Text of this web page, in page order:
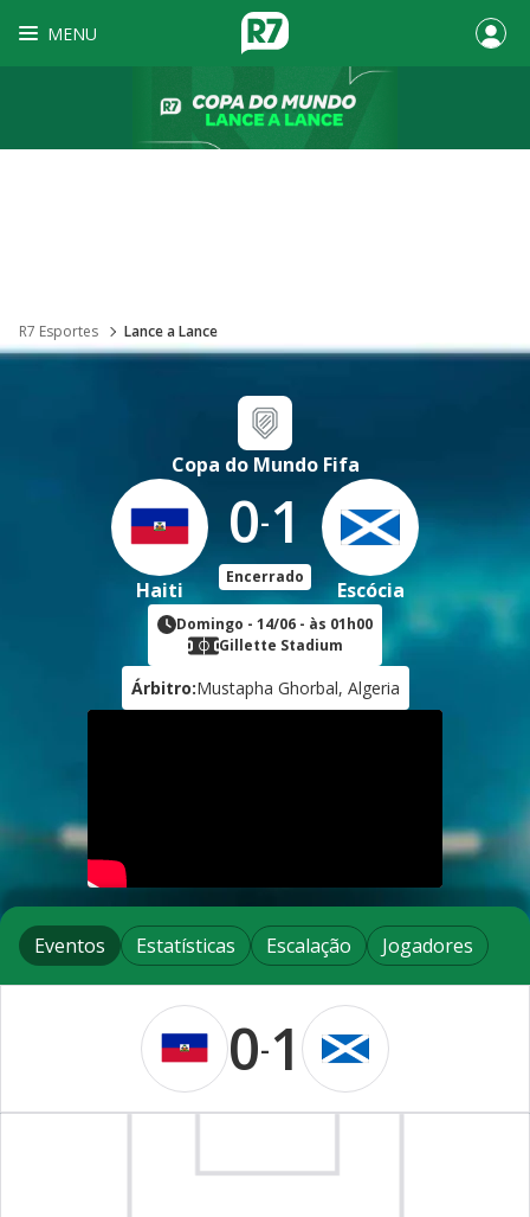
MENU
R7 Esportes Lance a Lance
Copa do Mundo Fifa
Haiti
0-1
Encerrado
Escócia
Domingo - 14/06 - às 01h00
Gillette Stadium
Árbitro:Mustapha Ghorbal, Algeria
Eventos Estatísticas Escalação Jogadores
0-1